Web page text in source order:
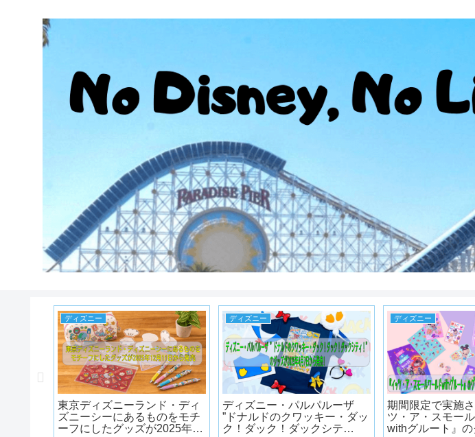
ディズニー
東京ディズニーランド・ディ
ズニーシーにあるものをモチ
ーフにしたグッズが2025年12
ディズニー
ディズニー・パルパルーザ
”ドナルドのクワッキー・ダッ
ク！ダック！ダックシテ
ディズニー
期間限定で実施
ツ・ア・スモー
withグルート』